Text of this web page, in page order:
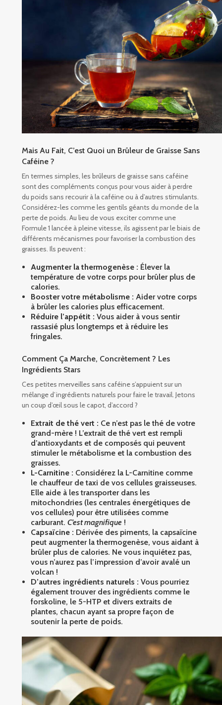
Mais Au Fait, C’est Quoi un Brûleur de Graisse Sans
Caféine ?
En termes simples, les brûleurs de graisse sans caféine
sont des compléments conçus pour vous aider à perdre
du poids sans recourir à la caféine ou à d’autres stimulants.
Considérez-les comme les gentils géants du monde de la
perte de poids. Au lieu de vous exciter comme une
Formule 1 lancée à pleine vitesse, ils agissent par le biais de
différents mécanismes pour favoriser la combustion des
graisses. Ils peuvent :
Augmenter la thermogenèse : Élever la
température de votre corps pour brûler plus de
calories.
Booster votre métabolisme : Aider votre corps
à brûler les calories plus efficacement.
Réduire l’appétit : Vous aider à vous sentir
rassasié plus longtemps et à réduire les
fringales.
Comment Ça Marche, Concrètement ? Les
Ingrédients Stars
Ces petites merveilles sans caféine s’appuient sur un
mélange d’ingrédients naturels pour faire le travail. Jetons
un coup d’œil sous le capot, d’accord ?
Extrait de thé vert : Ce n’est pas le thé de votre
grand-mère ! L’extrait de thé vert est rempli
d’antioxydants et de composés qui peuvent
stimuler le métabolisme et la combustion des
graisses.
L-Carnitine : Considérez la L-Carnitine comme
le chauffeur de taxi de vos cellules graisseuses.
Elle aide à les transporter dans les
mitochondries (les centrales énergétiques de
vos cellules) pour être utilisées comme
carburant. C’est magnifique !
Capsaïcine : Dérivée des piments, la capsaïcine
peut augmenter la thermogenèse, vous aidant à
brûler plus de calories. Ne vous inquiétez pas,
vous n’aurez pas l’impression d’avoir avalé un
volcan !
D’autres ingrédients naturels : Vous pourriez
également trouver des ingrédients comme le
forskoline, le 5-HTP et divers extraits de
plantes, chacun ayant sa propre façon de
soutenir la perte de poids.